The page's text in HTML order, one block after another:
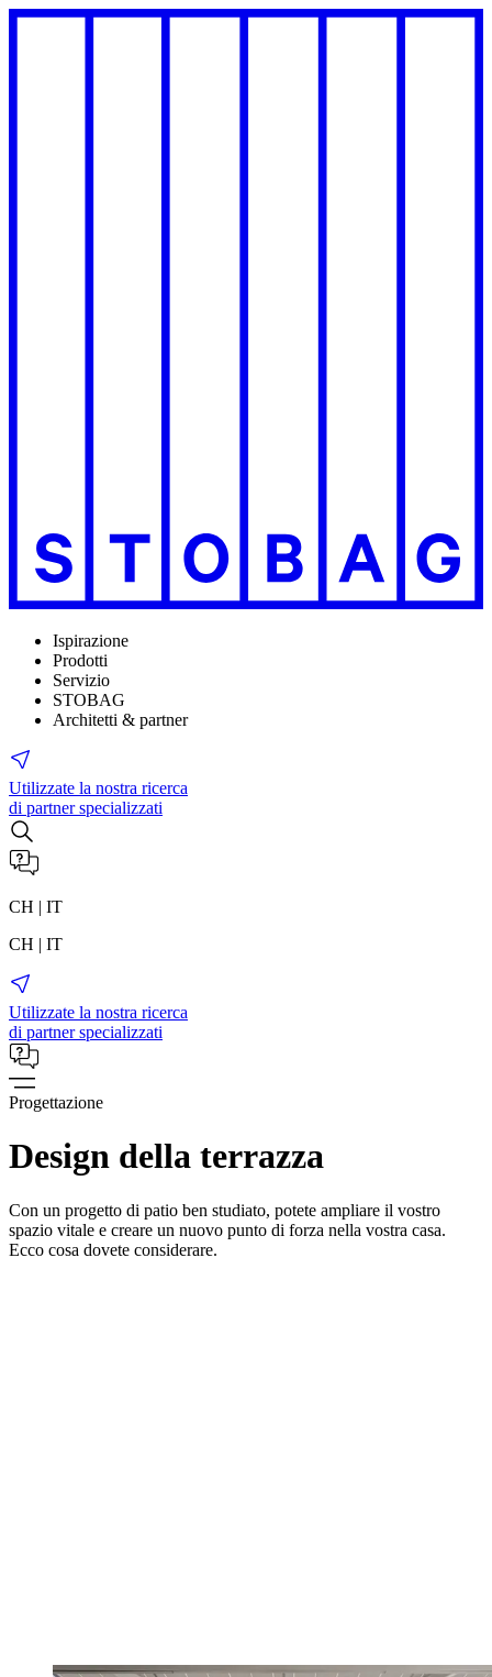
Ispirazione
Prodotti
Servizio
STOBAG
Architetti & partner
Utilizzate la nostra ricerca
di partner specializzati
CH | IT
CH | IT
Utilizzate la nostra ricerca
di partner specializzati
Progettazione
Design della terrazza
Con un progetto di patio ben studiato, potete ampliare il vostro
spazio vitale e creare un nuovo punto di forza nella vostra casa.
Ecco cosa dovete considerare.